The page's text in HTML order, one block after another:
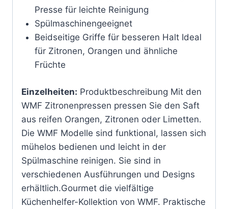
Presse für leichte Reinigung
Spülmaschinengeeignet
Beidseitige Griffe für besseren Halt Ideal
für Zitronen, Orangen und ähnliche
Früchte
Einzelheiten: Produktbeschreibung Mit den
WMF Zitronenpressen pressen Sie den Saft
aus reifen Orangen, Zitronen oder Limetten.
Die WMF Modelle sind funktional, lassen sich
mühelos bedienen und leicht in der
Spülmaschine reinigen. Sie sind in
verschiedenen Ausführungen und Designs
erhältlich.Gourmet die vielfältige
Küchenhelfer-Kollektion von WMF. Praktische